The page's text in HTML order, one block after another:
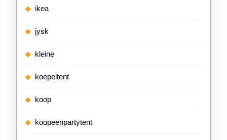
ikea
jysk
kleine
koepeltent
koop
koopeenpartytent